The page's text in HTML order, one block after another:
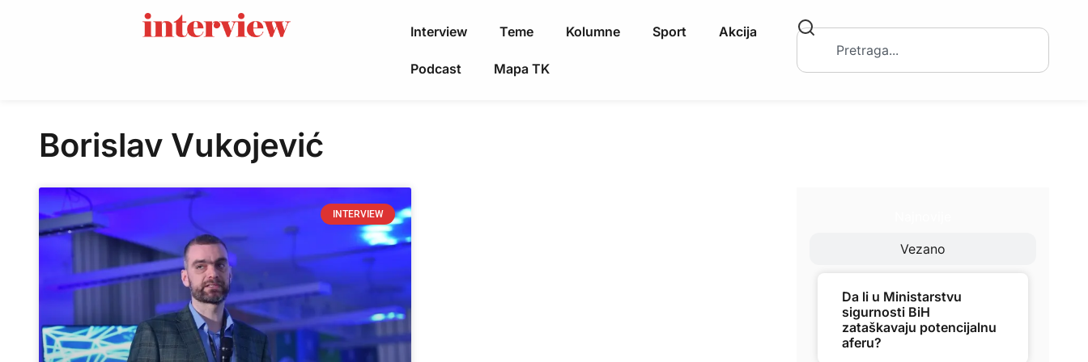
Interview Teme Kolumne Sport Akcija
Podcast Mapa TK
Borislav Vukojević
INTERVIEW
Vezano
Da li u Ministarstvu
sigurnosti BiH
zataškavaju potencijalnu
aferu?